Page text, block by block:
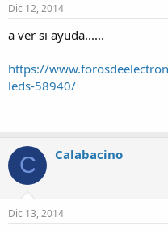
Dic 12, 2014
a ver si ayuda......
https://
leds-58940/
C Calabacino
Dic 13, 2014